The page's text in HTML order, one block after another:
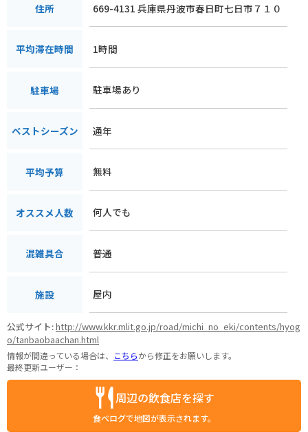
住所 669-4131 兵庫県丹波市春日町七日市７１０
平均滞在時間 1時間
駐車場 駐車場あり
ベストシーズン 通年
平均予算 無料
オススメ人数 何人でも
混雑具合 普通
施設 屋内
公式サイト:http://www.kkr.mlit.go.jp/road/michi_no_eki/contents/hyog
o/tanbaobaachan.html
情報が間違っている場合は、 こちらから修正をお願いします。
最終更新ユーザー：
周辺の飲食店を探す
食べログで地図が表示されます。